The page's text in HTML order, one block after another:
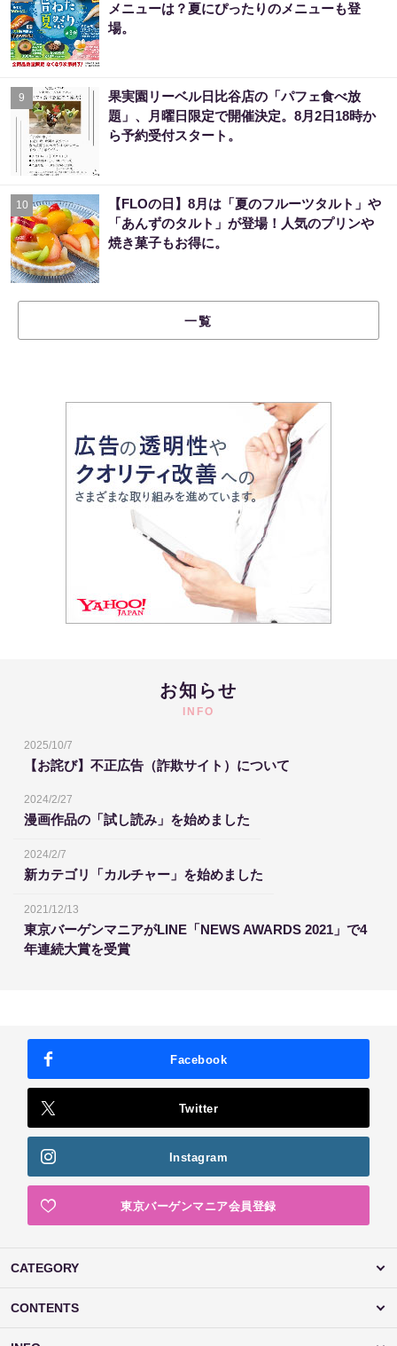
メニューは？夏にぴったりのメニューも登
場。
9
果実園リーベル日比谷店の「パフェ食べ放
題」、月曜日限定で開催決定。8月2日18時か
ら予約受付スタート。
10
【FLOの日】8月は「夏のフルーツタルト」や
「あんずのタルト」が登場！人気のプリンや
焼き菓子もお得に。
一覧
お知らせ
INFO
2025/10/7
【お詫び】不正広告（詐欺サイト）について
2024/2/27
漫画作品の「試し読み」を始めました
2024/2/7
新カテゴリ「カルチャー」を始めました
2021/12/13
東京バーゲンマニアがLINE「NEWS AWARDS 2021」で4
年連続大賞を受賞
Facebook
Twitter
Instagram
東京バーゲンマニア会員登録
CATEGORY
CONTENTS